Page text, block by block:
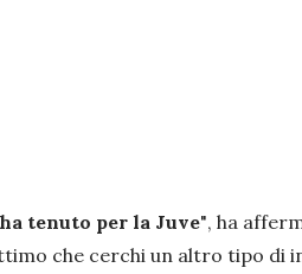
tenuto per la Juve", ha
che cerchi un altro tipo di